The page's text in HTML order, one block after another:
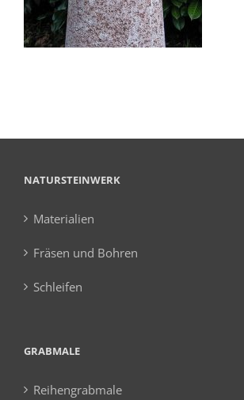
NATURSTEINWERK
Materialien
Fräsen und Bohren
Schleifen
GRABMALE
Reihengrabmale